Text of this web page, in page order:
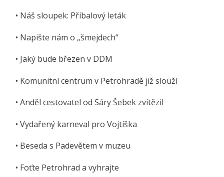
• Náš sloupek: Příbalový leták
• Napište nám o „šmejdech“
• Jaký bude březen v DDM
• Komunitní centrum v Petrohradě již slouží
• Anděl cestovatel od Sáry Šebek zvítězil
• Vydařený karneval pro Vojtíška
• Beseda s Padevětem v muzeu
• Foťte Petrohrad a vyhrajte